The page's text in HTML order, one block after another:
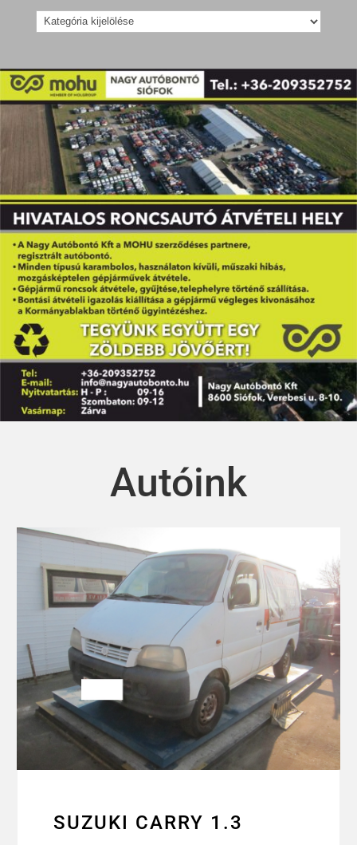
Kategóriák
Autóink
SUZUKI CARRY 1.3